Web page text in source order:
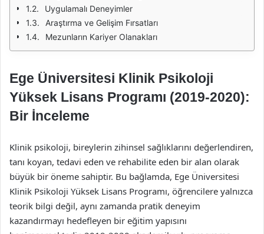
Uygulamalı Deneyimler
Araştırma ve Gelişim Fırsatları
Mezunların Kariyer Olanakları
Ege Üniversitesi Klinik Psikoloji
Yüksek Lisans Programı (2019-2020):
Bir İnceleme
Klinik psikoloji, bireylerin zihinsel sağlıklarını değerlendiren,
tanı koyan, tedavi eden ve rehabilite eden bir alan olarak
büyük bir öneme sahiptir. Bu bağlamda, Ege Üniversitesi
Klinik Psikoloji Yüksek Lisans Programı, öğrencilere yalnızca
teorik bilgi değil, aynı zamanda pratik deneyim
kazandırmayı hedefleyen bir eğitim yapısını